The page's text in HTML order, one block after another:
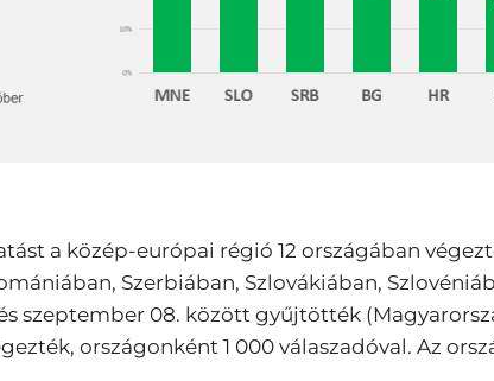
a közép-európai régió 12 országában
Szerbiában, Szlovákiában,
és szeptember 08. között gyűjtötték
országonként 1 000 válaszadóval. Az